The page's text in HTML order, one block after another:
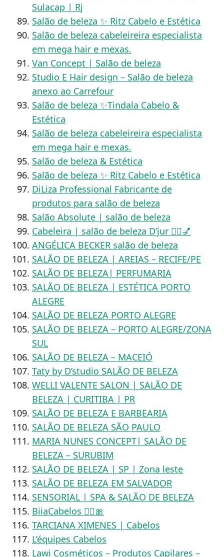
Sulacap | Rj
Salão de beleza ✨ Ritz Cabelo e Estética
Salão de beleza cabeleireira especialista
em mega hair e mexas.
Van Concept | Salão de beleza
Studio E Hair design – Salão de beleza
anexo ao Carrefour
Salão de beleza ✨Tindala Cabelo &
Estética
Salão de beleza cabeleireira especialista
em mega hair e mexas.
Salão de beleza & Estética
Salão de beleza ✨ Ritz Cabelo e Estética
DiLiza Professional Fabricante de
produtos para salão de beleza
Salão Absolute | salão de beleza
Cabeleira | salão de beleza D’jur 💇‍♀️💅
ANGÉLICA BECKER salão de beleza
SALÃO DE BELEZA | AREIAS – RECIFE/PE
SALÃO DE BELEZA| PERFUMARIA
SALÃO DE BELEZA | ESTÉTICA PORTO
ALEGRE
SALÃO DE BELEZA PORTO ALEGRE
SALÃO DE BELEZA – PORTO ALEGRE/ZONA
SUL
SALÃO DE BELEZA – MACEIÓ
Taty by D’studio SALÃO DE BELEZA
WELLI VALENTE SALON | SALÃO DE
BELEZA | CURITIBA | PR
SALÃO DE BELEZA E BARBEARIA
SALÃO DE BELEZA SÃO PAULO
MARIA NUNES CONCEPT| SALÃO DE
BELEZA – SURUBIM
SALÃO DE BELEZA | SP | Zona leste
SALÃO DE BELEZA EM SALVADOR
SENSORIAL | SPA & SALÃO DE BELEZA
BiiaCabelos 💇‍♀️🎀
TARCIANA XIMENES | Cabelos
L’équipes Cabelos
Lawi Cosméticos – Produtos Capilares –